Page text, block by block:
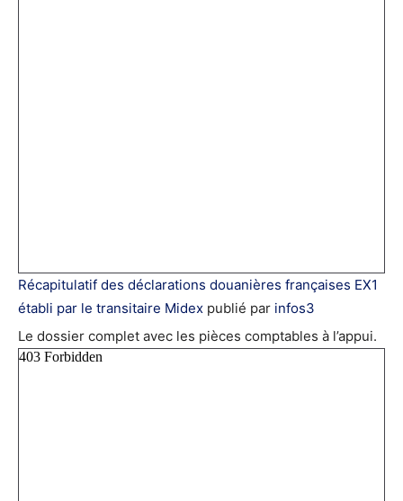
Récapitulatif des déclarations douanières françaises EX1
établi par le transitaire Midex publié par infos3
Le dossier complet avec les pièces comptables à l’appui.